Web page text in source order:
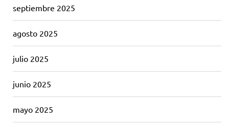
septiembre 2025
agosto 2025
julio 2025
junio 2025
mayo 2025